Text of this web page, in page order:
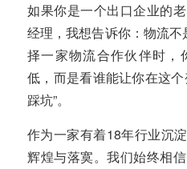
如果你是一个出口企业的
经理，我想告诉你：物流不
择一家物流合作伙伴时，
低，而是看谁能让你在这
踩坑”。
作为一家有着18年行业沉
辉煌与落寞。我们始终相